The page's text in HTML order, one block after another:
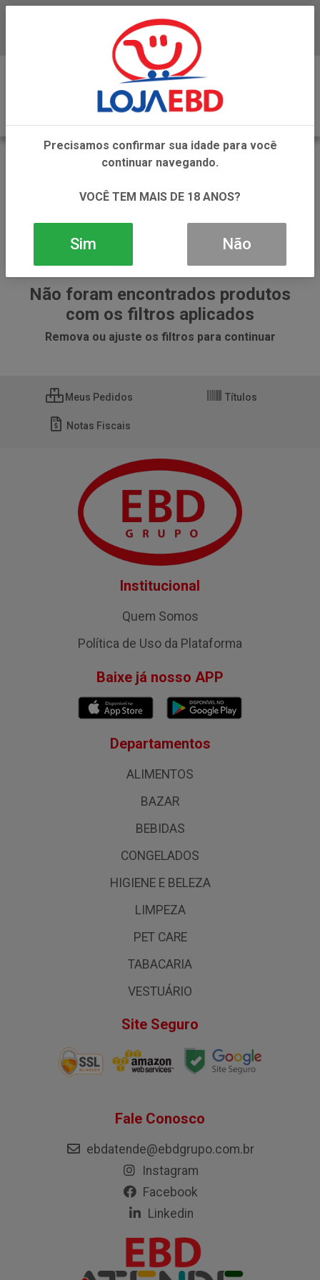
Não foram encontrados produtos
com os filtros aplicados
Remova ou ajuste os filtros para continuar
Meus Pedidos Títulos
Notas Fiscais
Institucional
Quem Somos
Política de Uso da Plataforma
Baixe já nosso APP
Departamentos
ALIMENTOS
BAZAR
BEBIDAS
CONGELADOS
HIGIENE E BELEZA
LIMPEZA
PET CARE
TABACARIA
VESTUÁRIO
Site Seguro
Fale Conosco
ebdatende@ebdgrupo.com.br
Instagram
Facebook
Linkedin
Precisamos confirmar sua idade para você
continuar navegando.
VOCÊ TEM MAIS DE 18 ANOS?
Sim Não